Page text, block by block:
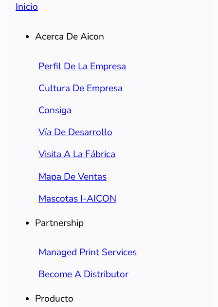
Inicio
Acerca De Aicon
Perfil De La Empresa
Cultura De Empresa
Consiga
Vía De Desarrollo
Visita A La Fábrica
Mapa De Ventas
Mascotas I-AICON
Partnership
Managed Print Services
Become A Distributor
Producto